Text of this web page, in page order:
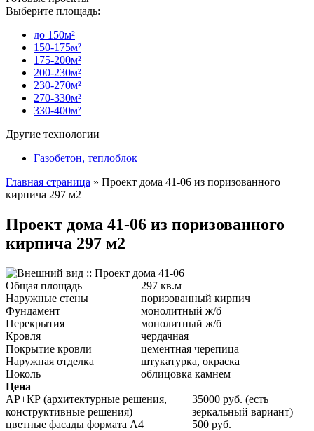
Выберите площадь:
до 150м²
150-175м²
175-200м²
200-230м²
230-270м²
270-330м²
330-400м²
Другие технологии
Газобетон, теплоблок
Главная страница » Проект дома 41-06 из поризованного
кирпича 297 м2
Проект дома 41-06 из поризованного
кирпича 297 м2
Общая площадь
297 кв.м
Наружные стены
поризованный кирпич
Фундамент
монолитный ж/б
Перекрытия
монолитный ж/б
Кровля
чердачная
Покрытие кровли
цементная черепица
Наружная отделка
штукатурка, окраска
Цоколь
облицовка камнем
Цена
АР+КР (архитектурные решения,
конструктивные решения)
35000 руб. (есть
зеркальный вариант)
цветные фасады формата А4
500 руб.